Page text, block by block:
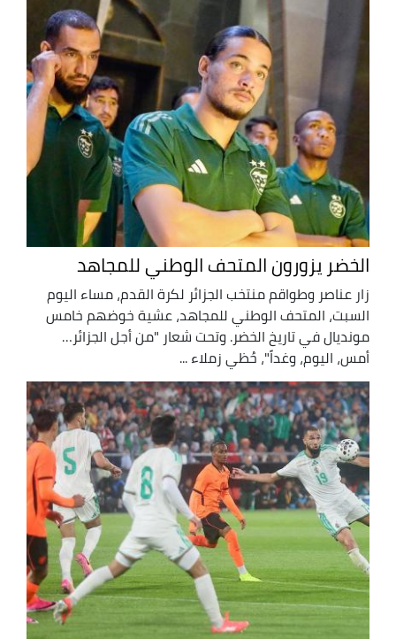
الخضر يزورون المتحف الوطني للمجاهد
زار عناصر وطواقم منتخب الجزائر لكرة القدم، مساء اليوم
السبت، المتحف الوطني للمجاهد، عشية خوضهم خامس
مونديال في تاريخ الخضر. وتحت شعار "من أجل الجزائر…
أمس، اليوم، وغداً"، حُظي زملاء ...